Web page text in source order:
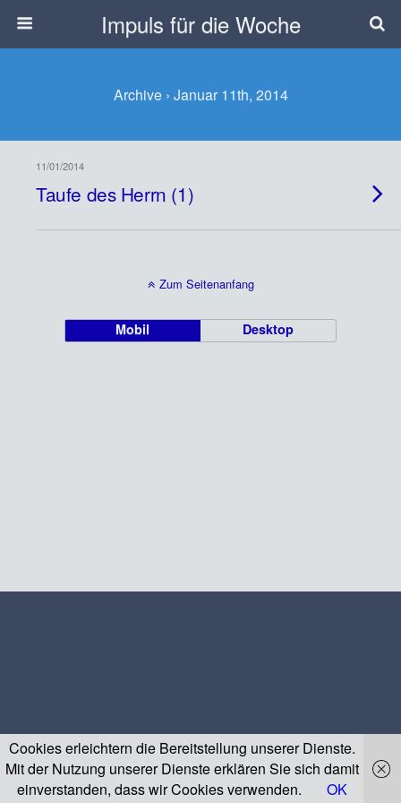
Impuls für die Woche
Archive › Januar 11th, 2014
11/01/2014
Taufe des Herrn (1)
Zum Seitenanfang
Mobil Desktop
Cookies erleichtern die Bereitstellung unserer Dienste.
Mit der Nutzung unserer Dienste erklären Sie sich damit
einverstanden, dass wir Cookies verwenden.
OK